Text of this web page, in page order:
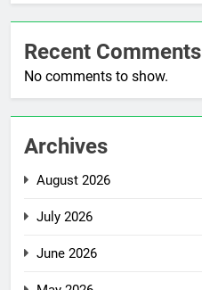
Recent Comments
No comments to show.
Archives
August 2026
July 2026
June 2026